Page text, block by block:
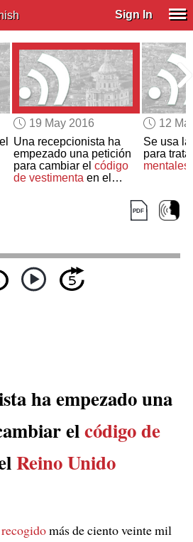
Sign In
19 May 2016
Una recepcionista ha
empezado una petición
para cambiar el código
de vestimentaen el
12
Se usa
para
mentales
ha empezado una
elcódigo de
Reino Unido
más de ciento veinte mil